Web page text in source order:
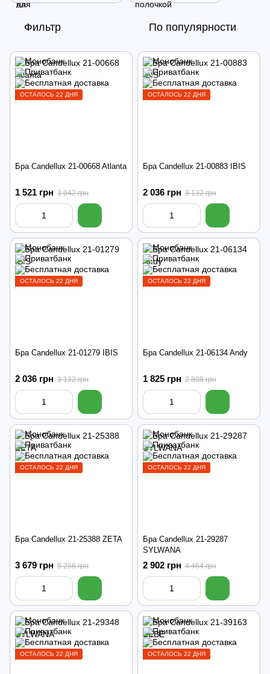
Фильтр По популярности
ОСТАЛОСЬ 22 ДНЯ
Бра Candellux 21-00668 Atlanta
1 521 грн 3 042 грн
ОСТАЛОСЬ 22 ДНЯ
Бра Candellux 21-00883 IBIS
2 036 грн 3 132 грн
ОСТАЛОСЬ 22 ДНЯ
Бра Candellux 21-01279 IBIS
2 036 грн 3 132 грн
ОСТАЛОСЬ 22 ДНЯ
Бра Candellux 21-06134 Andy
1 825 грн 2 808 грн
ОСТАЛОСЬ 22 ДНЯ
Бра Candellux 21-25388 ZETA
3 679 грн 5 256 грн
ОСТАЛОСЬ 22 ДНЯ
Бра Candellux 21-29287
SYLWANA
2 902 грн 4 464 грн
ОСТАЛОСЬ 22 ДНЯ ОСТАЛОСЬ 22 ДНЯ